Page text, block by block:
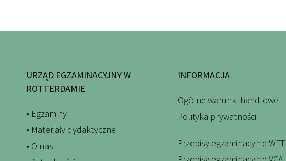
URZĄD EGZAMINACYJNY W
ROTTERDAMIE
• Egzaminy
• Materiały dydaktyczne
• O nas
INFORMACJA
Ogólne warunki handlowe
Polityka prywatności
Przepisy egzaminacyjne WFT